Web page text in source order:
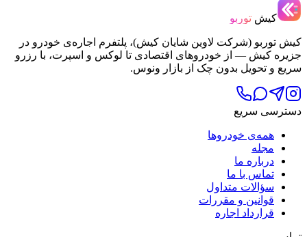
کیش توربو
کیش توربو (شرکت لاوین شایان کیش)، پلتفرم اجاره‌ی خودرو در
جزیره کیش — از خودروهای اقتصادی تا لوکس و اسپرت، با رزرو
سریع و تحویل بدون چک از بازار ونوس.
دسترسی سریع
همه‌ی خودروها
مجله
درباره ما
تماس با ما
سؤالات متداول
قوانین و مقررات
قرارداد اجاره